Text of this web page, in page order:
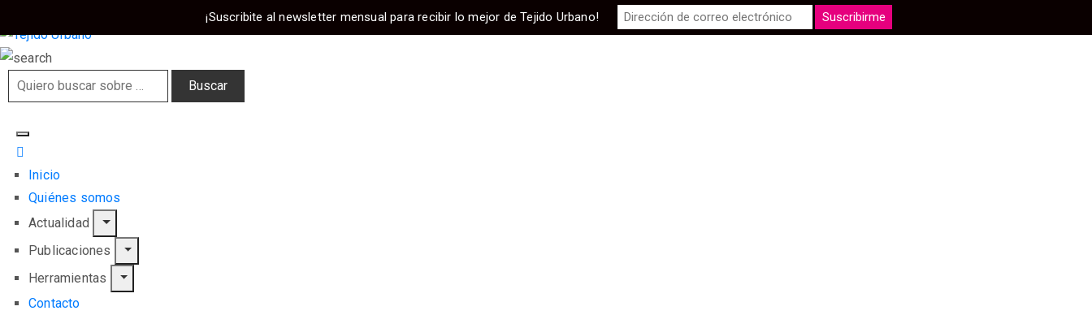
Inicio
Quiénes somos
Actualidad
Publicaciones
Herramientas
Contacto
¡Suscribite al newsletter mensual para recibir lo mejor de Tejido Urbano!